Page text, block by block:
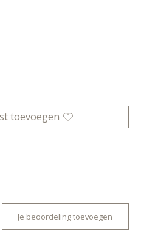
toevoegen
Je beoordeling toevoegen